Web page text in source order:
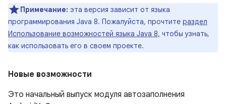
Примечание: эта версия зависит от языка
программирования Java 8. Пожалуйста, прочтите раздел
Использование возможностей языка Java 8, чтобы узнать,
как использовать его в своем проекте.
Новые возможности
Это начальный выпуск модуля автозаполнения